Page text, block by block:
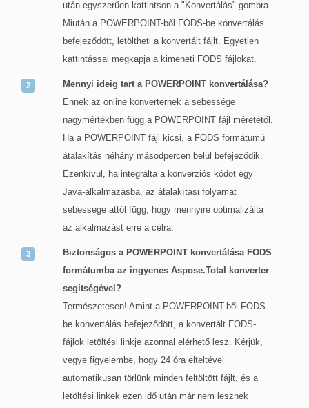
után egyszerűen kattintson a "Konvertálás" gombra.
Miután a POWERPOINT-ből FODS-be konvertálás
befejeződött, letöltheti a konvertált fájlt. Egyetlen
kattintással megkapja a kimeneti FODS fájlokat.
Mennyi ideig tart a POWERPOINT konvertálása?
Ennek az online konverternek a sebessége
nagymértékben függ a POWERPOINT fájl méretétől.
Ha a POWERPOINT fájl kicsi, a FODS formátumú
átalakítás néhány másodpercen belül befejeződik.
Ezenkívül, ha integrálta a konverziós kódot egy
Java-alkalmazásba, az átalakítási folyamat
sebessége attól függ, hogy mennyire optimalizálta
az alkalmazást erre a célra.
Biztonságos a POWERPOINT konvertálása FODS
formátumba az ingyenes Aspose.Total konverter
segítségével?
Természetesen! Amint a POWERPOINT-ből FODS-
be konvertálás befejeződött, a konvertált FODS-
fájlok letöltési linkje azonnal elérhető lesz. Kérjük,
vegye figyelembe, hogy 24 óra elteltével
automatikusan törlünk minden feltöltött fájlt, és a
letöltési linkek ezen idő után már nem lesznek